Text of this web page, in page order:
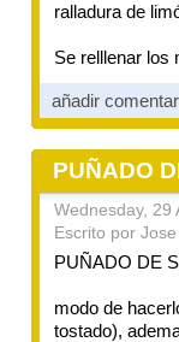
ralladura de
Se relllenar los
añadir
PUÑADO
Wednesday,
Escrito por
PUÑADO DE
modo de
tostado),